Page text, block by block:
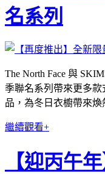
名系列
The North Face 與
季聯名系列帶來更多
品，為冬日衣櫥帶來煥
繼續觀看+
【迎丙午